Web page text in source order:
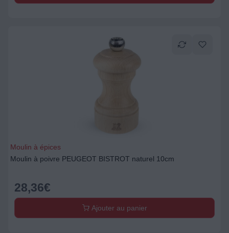
Moulin à épices
Moulin à poivre PEUGEOT BISTROT naturel 10cm
28,36€
Ajouter au panier